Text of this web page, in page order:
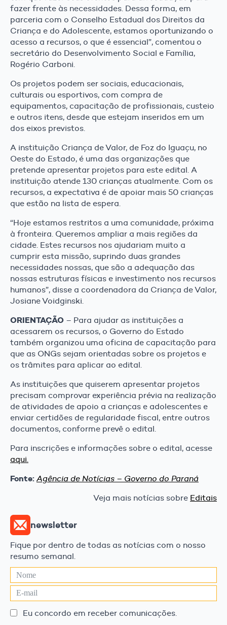
fazer frente às necessidades. Dessa forma, em
parceria com o Conselho Estadual dos Direitos da
Criança e do Adolescente, estamos oportunizando o
acesso a recursos, o que é essencial”, comentou o
secretário do Desenvolvimento Social e Família,
Rogério Carboni.
Os projetos podem ser sociais, educacionais,
culturais ou esportivos, com compra de
equipamentos, capacitação de profissionais, custeio
e outros itens, desde que estejam inseridos em um
dos eixos previstos.
A instituição Criança de Valor, de Foz do Iguaçu, no
Oeste do Estado, é uma das organizações que
pretende apresentar projetos para este edital. A
instituição atende 130 crianças atualmente. Com os
recursos, a expectativa é de apoiar mais 50 crianças
que estão na lista de espera.
“Hoje estamos restritos a uma comunidade, próxima
à fronteira. Queremos ampliar a mais regiões da
cidade. Estes recursos nos ajudariam muito a
cumprir esta missão, suprindo duas grandes
necessidades nossas, que são a adequação das
nossas estruturas físicas e investimento nos recursos
humanos”, disse a coordenadora da Criança de Valor,
Josiane Voidginski.
ORIENTAÇÃO – Para ajudar as instituições a
acessarem os recursos, o Governo do Estado
também organizou uma oficina de capacitação para
que as ONGs sejam orientadas sobre os projetos e
os trâmites para aplicar ao edital.
As instituições que quiserem apresentar projetos
precisam comprovar experiência prévia na realização
de atividades de apoio a crianças e adolescentes e
enviar certidões de regularidade fiscal, entre outros
documentos, conforme prevê o edital.
Para inscrições e informações sobre o edital, acesse
aqui.
Fonte: Agência de Notícias – Governo do Paraná
Veja mais notícias sobre Editais
newsletter
Fique por dentro de todas as notícias com o nosso
resumo semanal.
Eu concordo em receber comunicações.